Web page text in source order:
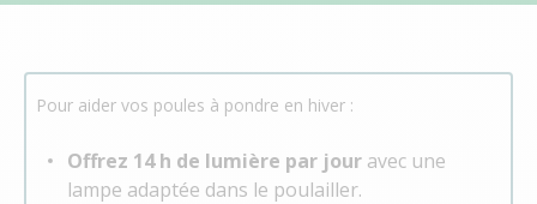
Pour aider vos poules à pondre en hiver :
Offrez 14 h de lumière par jour avec une
lampe adaptée dans le poulailler.